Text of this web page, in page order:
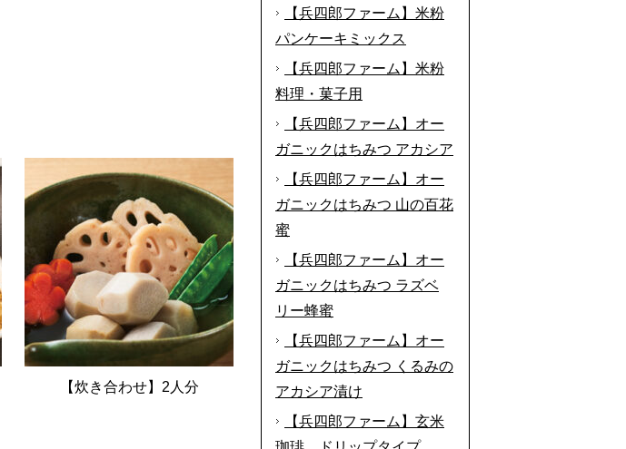
【炊き合わせ】2人分
【兵四郎ファーム】米粉
パンケーキミックス
【兵四郎ファーム】米粉
料理・菓子用
【兵四郎ファーム】オー
ガニックはちみつ アカシア
【兵四郎ファーム】オー
ガニックはちみつ 山の百花
蜜
【兵四郎ファーム】オー
ガニックはちみつ ラズベ
リー蜂蜜
【兵四郎ファーム】オー
ガニックはちみつ くるみの
アカシア漬け
【兵四郎ファーム】玄米